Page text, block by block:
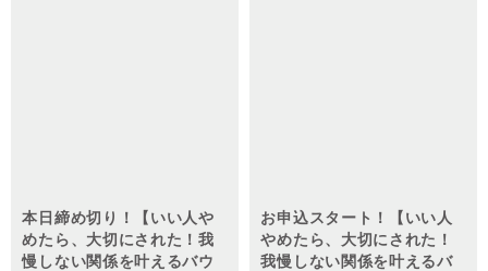
本日締め切り！【いい人や
めたら、大切にされた！我
慢しない関係を叶えるバウ
お申込スタート！【いい人
やめたら、大切にされた！
我慢しない関係を叶えるバ